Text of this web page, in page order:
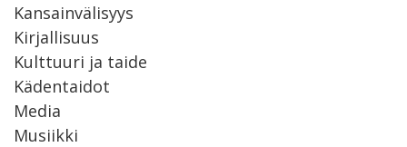
Kansainvälisyys
Kirjallisuus
Kulttuuri ja taide
Kädentaidot
Media
Musiikki